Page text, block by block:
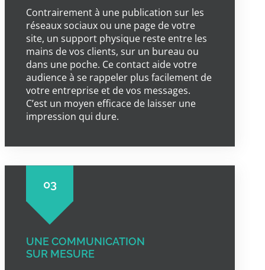
Contrairement à une publication sur les
réseaux sociaux ou une page de votre
site, un support physique reste entre les
mains de vos clients, sur un bureau ou
dans une poche. Ce contact aide votre
audience à se rappeler plus facilement de
votre entreprise et de vos messages.
C’est un moyen efficace de laisser une
impression qui dure.
03
UNE COMMUNICATION
SUR MESURE